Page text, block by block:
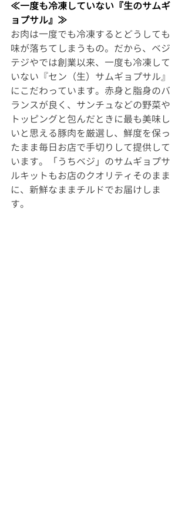
≪一度も冷凍していない『生のサムギ
ョプサル』≫
お肉は一度でも冷凍するとどうしても
味が落ちてしまうもの。だから、ベジ
テジやでは創業以来、一度も冷凍して
いない『セン（生）サムギョプサル』
にこだわっています。赤身と脂身のバ
ランスが良く、サンチュなどの野菜や
トッピングと包んだときに最も美味し
いと思える豚肉を厳選し、鮮度を保っ
たまま毎日お店で手切りして提供して
います。「うちベジ」のサムギョプサ
ルキットもお店のクオリティそのまま
に、新鮮なままチルドでお届けしま
す。